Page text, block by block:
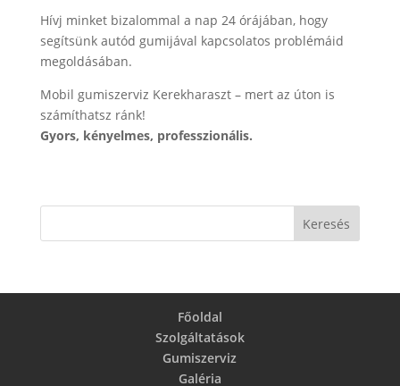
Hívj minket bizalommal a nap 24 órájában, hogy
segítsünk autód gumijával kapcsolatos problémáid
megoldásában.
Mobil gumiszerviz Kerekharaszt – mert az úton is
számíthatsz ránk!
Gyors, kényelmes, professzionális.
Főoldal
Szolgáltatások
Gumiszerviz
Galéria